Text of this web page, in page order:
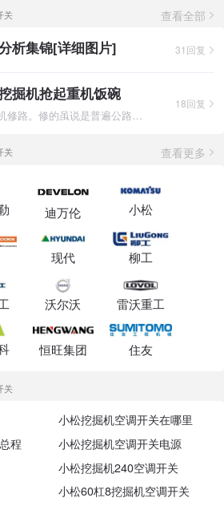
关 查看全部
析集锦[详细图片] 31回复
掘机抢起重机饭碗
前一段时间开小松360挖掘机修路。修的虽说是普遍公路，但活也比
18回复
关 查看更多
迪万伦 小松
现代 柳工
沃尔沃 雷沃重工
恒旺集团 住友
关
小松挖掘机空调开关在哪里
程
小松挖掘机空调开关电源
小松挖掘机240空调开关
小松60杠8挖掘机空调开关